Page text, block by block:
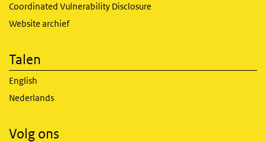
Coordinated Vulnerability Disclosure
Website archief
Talen
English
Nederlands
Volg ons